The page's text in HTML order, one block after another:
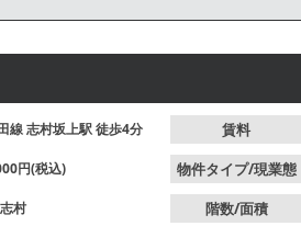
線志村坂上駅徒歩4分 賃料
円(税込) 物件タイプ/現業態
志村 階数/面積